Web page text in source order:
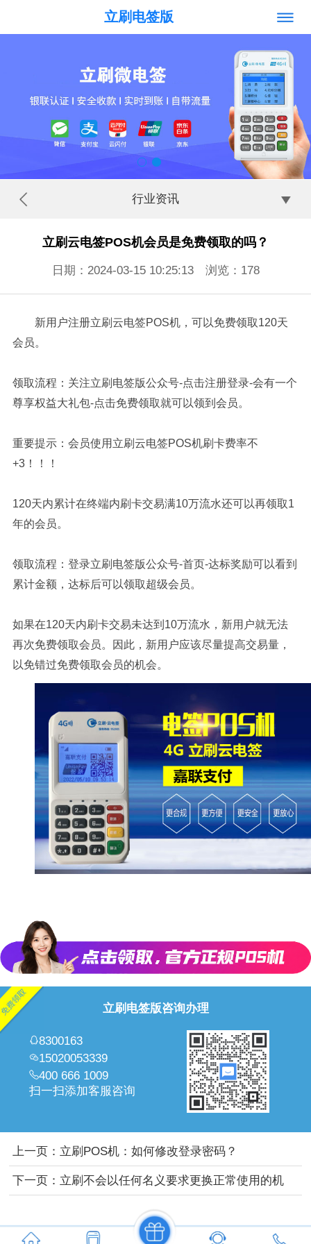
立刷电签版
行业资讯
立刷云电签POS机会员是免费领取的吗？
日期：2024-03-15 10:25:13 浏览： 178
新用户注册立刷云电签POS机，可以免费领取120天
会员。
领取流程：关注立刷电签版公众号-点击注册登录-会有一个
尊享权益大礼包-点击免费领取就可以领到会员。
重要提示：会员使用立刷云电签POS机刷卡费率不
+3！！！
120天内累计在终端内刷卡交易满10万流水还可以再领取1
年的会员。
领取流程：登录立刷电签版公众号-首页-达标奖励可以看到
累计金额，达标后可以领取超级会员。
如果在120天内刷卡交易未达到10万流水，新用户就无法
再次免费领取会员。因此，新用户应该尽量提高交易量，
以免错过免费领取会员的机会。
立刷电签版咨询办理
8300163
15020053339
400 666 1009
扫一扫添加客服咨询
上一页： 立刷POS机：如何修改登录密码？
下一页： 立刷不会以任何名义要求更换正常使用的机
具，请大家不要上当受骗！